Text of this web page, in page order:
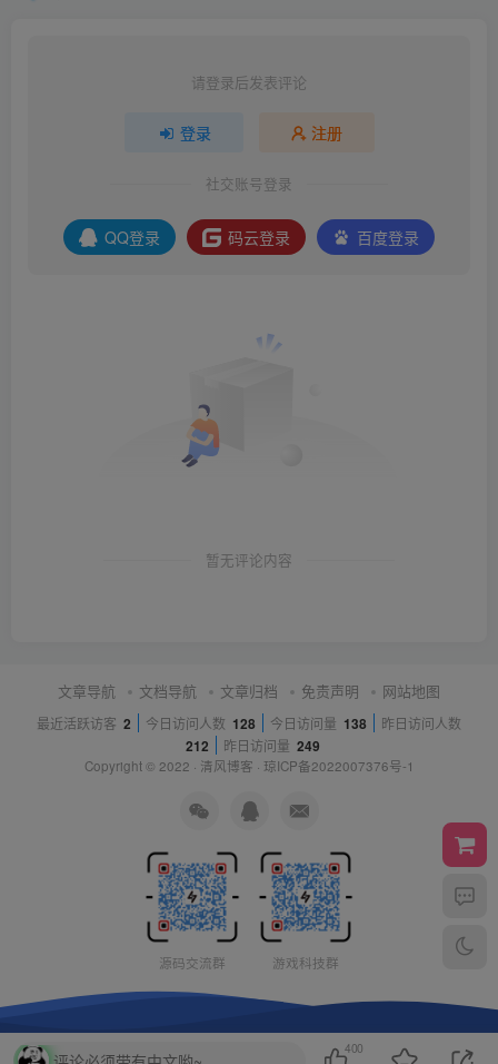
请登录后发表评论
登录 注册
社交账号登录
QQ登录 码云登录 百度登录
暂无评论内容
文章导航 文档导航 文章归档 免责声明 网站地图
最近活跃访客 2 今日访问人数 128 今日访问量 138 昨日访问人数
212 昨日访问量 249
Copyright © 2022 · 清风博客 · 琼ICP备2022007376号-1
源码交流群 游戏科技群
400